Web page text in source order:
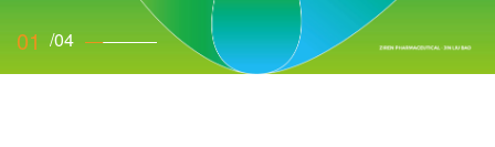
01 /04